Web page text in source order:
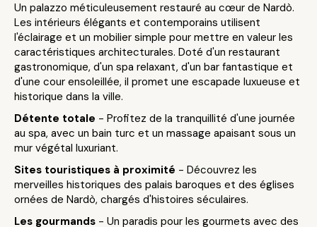
Un palazzo méticuleusement restauré au cœur de Nardò.
Les intérieurs élégants et contemporains utilisent
l'éclairage et un mobilier simple pour mettre en valeur les
caractéristiques architecturales. Doté d'un restaurant
gastronomique, d'un spa relaxant, d'un bar fantastique et
d'une cour ensoleillée, il promet une escapade luxueuse et
historique dans la ville.
Détente totale - Profitez de la tranquillité d'une journée
au spa, avec un bain turc et un massage apaisant sous un
mur végétal luxuriant.
Sites touristiques à proximité - Découvrez les
merveilles historiques des palais baroques et des églises
ornées de Nardò, chargés d'histoires séculaires.
Les gourmands - Un paradis pour les gourmets avec des